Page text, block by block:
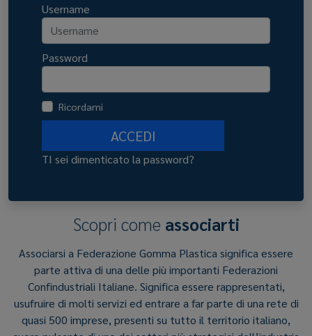
Username
Password
Ricordami
ACCEDI
TI sei dimenticato la password?
Scopri come associarti
Associarsi a Federazione Gomma Plastica significa essere
parte attiva di una delle più importanti Federazioni
Confindustriali Italiane. Significa essere rappresentati,
usufruire di molti servizi ed entrare a far parte di una rete di
quasi 500 imprese, presenti su tutto il territorio italiano,